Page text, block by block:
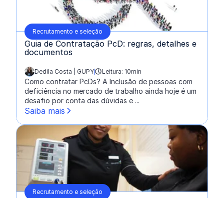
Recrutamento e seleção
Guia de Contratação PcD: regras, detalhes e
documentos
escrito por:
Dedila Costa | GUPY Leitura: 10min
Como contratar PcDs? A Inclusão de pessoas com
deficiência no mercado de trabalho ainda hoje é um
desafio por conta das dúvidas e ...
Saiba mais
Recrutamento e seleção